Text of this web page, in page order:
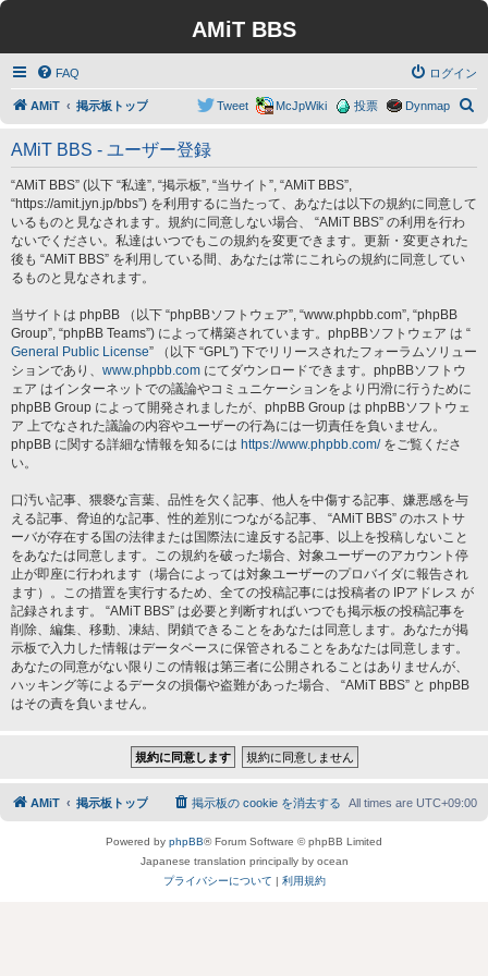
AMiT BBS
FAQ ログイン
AMiT 掲示板トップ Dynmap
投票
McJpWiki
Tweet
AMiT BBS - ユーザー登録
“AMiT BBS” (以下 “私達”, “掲示板”, “当サイト”, “AMiT BBS”,
“https://amit.jyn.jp/bbs”) を利用するに当たって、あなたは以下の規約に同意して
いるものと見なされます。規約に同意しない場合、 “AMiT BBS” の利用を行わ
ないでください。私達はいつでもこの規約を変更できます。更新・変更された
後も “AMiT BBS” を利用している間、あなたは常にこれらの規約に同意してい
るものと見なされます。
当サイトは phpBB （以下 “phpBBソフトウェア”, “www.phpbb.com”, “phpBB
Group”, “phpBB Teams”) によって構築されています。phpBBソフトウェア は “
General Public License” （以下 “GPL”) 下でリリースされたフォーラムソリュー
ションであり、 www.phpbb.com にてダウンロードできます。phpBBソフトウ
ェア はインターネットでの議論やコミュニケーションをより円滑に行うために
phpBB Group によって開発されましたが、phpBB Group は phpBBソフトウェ
ア 上でなされた議論の内容やユーザーの行為には一切責任を負いません。
phpBB に関する詳細な情報を知るには https://www.phpbb.com/をご覧くださ
い。
口汚い記事、猥褻な言葉、品性を欠く記事、他人を中傷する記事、嫌悪感を与
える記事、脅迫的な記事、性的差別につながる記事、 “AMiT BBS” のホストサ
ーバが存在する国の法律または国際法に違反する記事、以上を投稿しないこと
をあなたは同意します。この規約を破った場合、対象ユーザーのアカウント停
止が即座に行われます（場合によっては対象ユーザーのプロバイダに報告され
ます）。この措置を実行するため、全ての投稿記事には投稿者の IPアドレス が
記録されます。 “AMiT BBS” は必要と判断すればいつでも掲示板の投稿記事を
削除、編集、移動、凍結、閉鎖できることをあなたは同意します。あなたが掲
示板で入力した情報はデータベースに保管されることをあなたは同意します。
あなたの同意がない限りこの情報は第三者に公開されることはありませんが、
ハッキング等によるデータの損傷や盗難があった場合、 “AMiT BBS” と phpBB
はその責を負いません。
AMiT 掲示板トップ All times are UTC+09:00
掲示板の cookie を消去する
Powered by phpBB® Forum Software © phpBB Limited
Japanese translation principally by ocean
プライバシーについて | 利用規約